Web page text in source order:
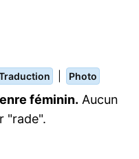
Photo
féminin. Aucun
"rade".